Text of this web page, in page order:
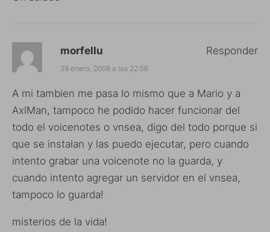
morfellu
29 enero, 2008 a las 22:56
A mi tambien me pasa lo mismo que a Mario y a
AxlMan, tampoco he podido hacer funcionar del
todo el voicenotes o vnsea, digo del todo porque si
que se instalan y las puedo ejecutar, pero cuando
intento grabar una voicenote no la guarda, y
cuando intento agregar un servidor en el vnsea,
tampoco lo guarda!
misterios de la vida!
Responder